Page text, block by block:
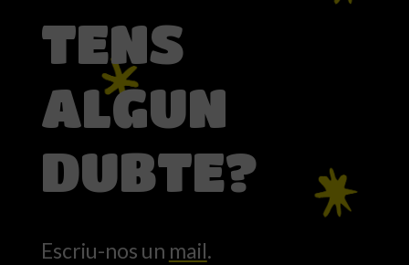
TENS
ALGUN
DUBTE?
Escriu-nos un mail.